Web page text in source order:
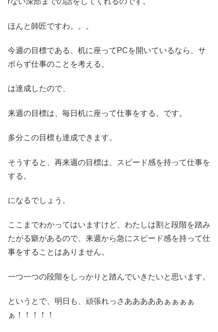
ほんと師匠ですわ。。。
今週の目標である、机に座ってPCを開いているなら、サ
ボらず仕事のことを考える。
は達成したので、
来週の目標は、毎日机に座って仕事をする。です。
多分この目標も達成できます。
そうすると、再来週の目標は、スピード感を持って仕事を
する。
になるでしょう。
ここまでわかってはいますけど、わたしは割と段階を踏み
たがる癖があるので、来週から急にスピード感を持って仕
事をすることはありません。
一つ一つの段階をしっかりと踏んでいきたいと思います。
というとで、明日も、頑張れっさあああああぁぁぁぁ
ぁ！！！！！